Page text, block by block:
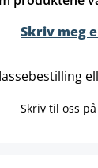
Skriv meg
Skriv til oss på